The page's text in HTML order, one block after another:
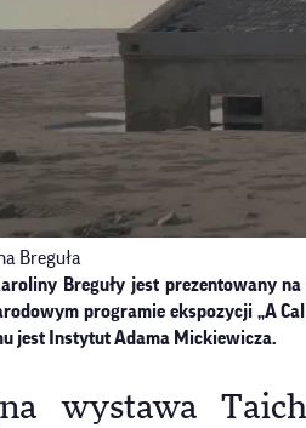
Breguła
Breguły jest prezentowany
programie ekspozycji „A
jest Instytut Adama Mickiewicza.
wystawa